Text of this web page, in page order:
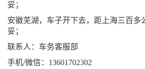
妥；
安徽芜湖，车子开下去，距上海三百多
妥；
联系人：车务客服部
手机/微信：13601702302